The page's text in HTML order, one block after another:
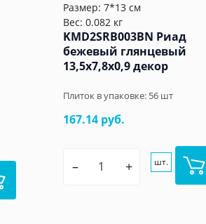
Размер: 7*13 см
Вес: 0.082 кг
KMD2SRB003BN Риад
бежевый глянцевый
13,5x7,8x0,9 декор
Плиток в упаковке: 56 шт
167.14 руб.
– + шт.